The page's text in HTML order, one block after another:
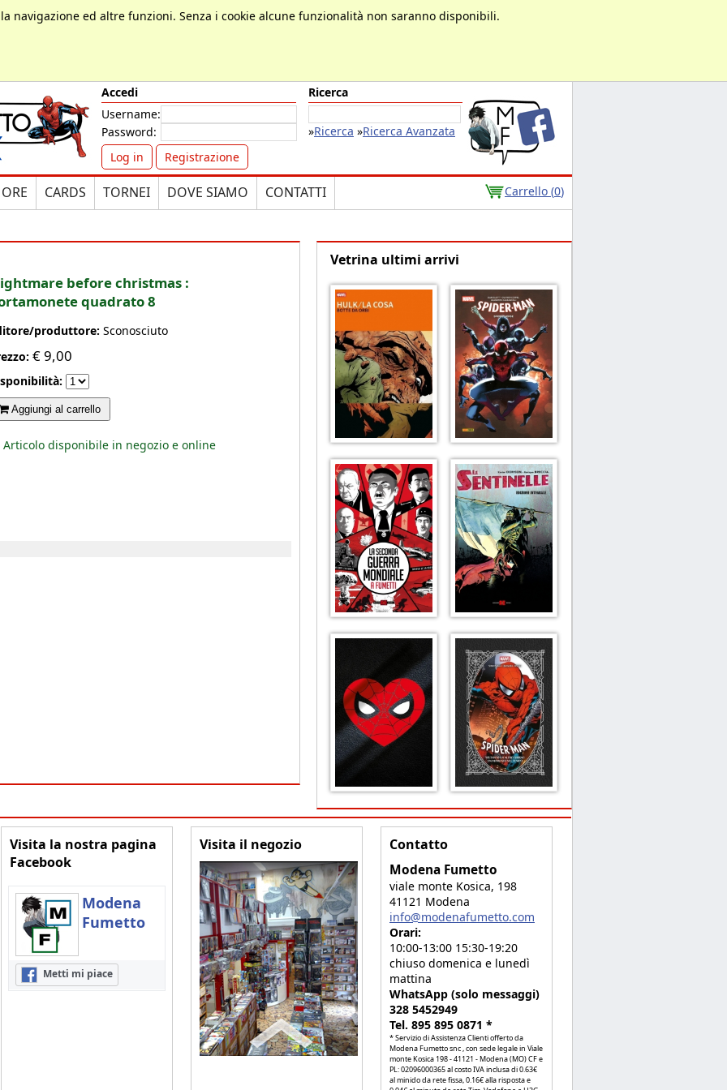
navigazione ed altre funzioni. Senza i cookie alcune funzionalità non saranno disponibili.
Accedi
Username:
Password:
Log in
Registrazione
Ricerca
»Ricerca »Ricerca Avanzata
CARDS TORNEI DOVE SIAMO CONTATTI Carrello (0)
before christmas :
quadrato 8
produttore: Sconosciuto
€9,00
Aggiungi al carrello
Articolo disponibile in negozio e online
Vetrina ultimi arrivi
Visita la nostra pagina
Facebook
Modena
Fumetto
Metti mi piace
Visita il negozio Contatto
Modena Fumetto
viale monte Kosica, 198
41121 Modena
info@modenafumetto.com
Orari:
10:00-13:00 15:30-19:20
chiuso domenica e lunedì
mattina
WhatsApp (solo messaggi)
328 5452949
Tel. 895 895 0871 *
* Servizio di Assistenza Clienti offerto da
Modena Fumetto snc , con sede legale in Viale
monte Kosica 198 - 41121 - Modena (MO) CF e
PL: 02096000365 al costo IVA inclusa di 0.63€
al minido da rete fissa, 0.16€ alla risposta e